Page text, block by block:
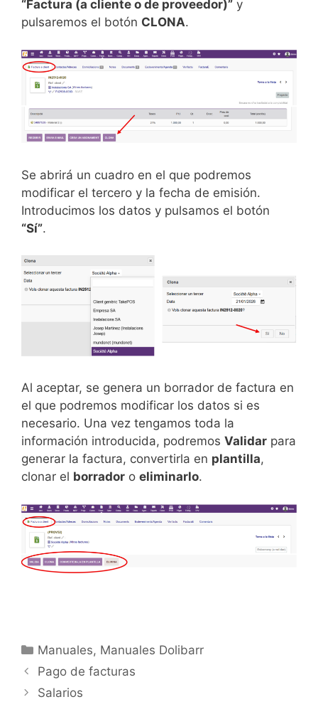
“Factura (a cliente o de proveedor)” y
pulsaremos el botón CLONA.
Se abrirá un cuadro en el que podremos
modificar el tercero y la fecha de emisión.
Introducimos los datos y pulsamos el botón
“Sí”.
Al aceptar, se genera un borrador de factura en
el que podremos modificar los datos si es
necesario. Una vez tengamos toda la
información introducida, podremos Validar para
generar la factura, convertirla en plantilla,
clonar el borrador o eliminarlo.
Manuales, Manuales Dolibarr
Pago de facturas
Salarios